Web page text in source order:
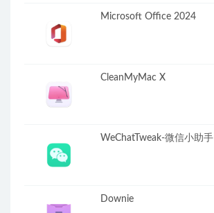
Microsoft Office 2024
CleanMyMac X
WeChatTweak-微信小助手
Downie